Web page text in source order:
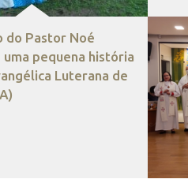
do Pastor Noé
pequena história
Luterana de